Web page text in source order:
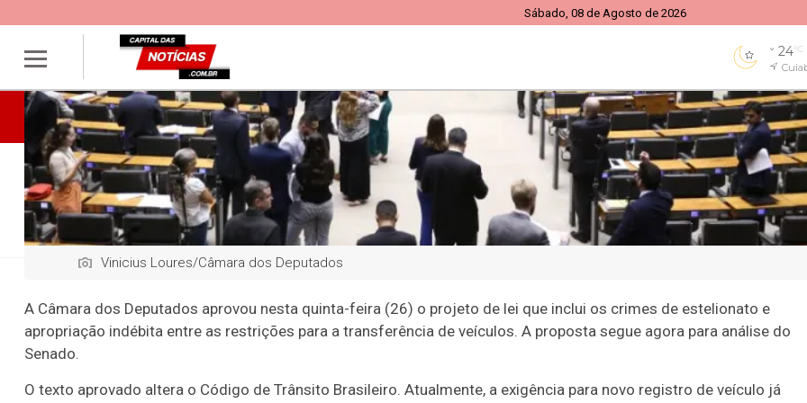
Sábado, 08 de Agosto de 2026
24°C
Polícia Política Brasil Internacional Esportes Entretenimento Economia
Ciclone Bomba Senado Federal Justiça Justiça Saúde Economia Economia Economia
Câmara aprova regra que exige
ausência de restrição para
Vinicius Loures/Câmara dos Deputados
A Câmara dos Deputados aprovou nesta quinta-feira (26) o projeto de lei que inclui os crimes de estelionato e
apropriação indébita entre as restrições para a transferência de veículos. A proposta segue agora para análise do
Senado.
O texto aprovado altera o Código de Trânsito Brasileiro. Atualmente, a exigência para novo registro de veículo já